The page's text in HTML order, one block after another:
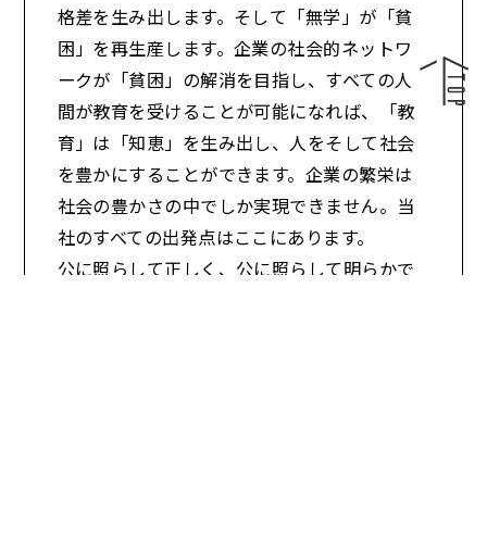
格差を生み出します。そして「無学」が「貧
困」を再生産します。企業の社会的ネットワ
ークが「貧困」の解消を目指し、すべての人
間が教育を受けることが可能になれば、「教
育」は「知恵」を生み出し、人をそして社会
を豊かにすることができます。企業の繁栄は
社会の豊かさの中でしか実現できません。当
社のすべての出発点はここにあります。
公に照らして正しく、公に照らして明らかで